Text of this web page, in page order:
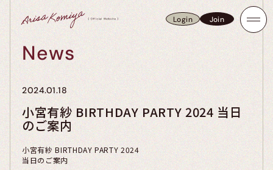
Login
Join
News
2024.01.18
小宮有紗 BIRTHDAY PARTY 2024 当日
のご案内
小宮有紗 BIRTHDAY PARTY 2024
当日のご案内